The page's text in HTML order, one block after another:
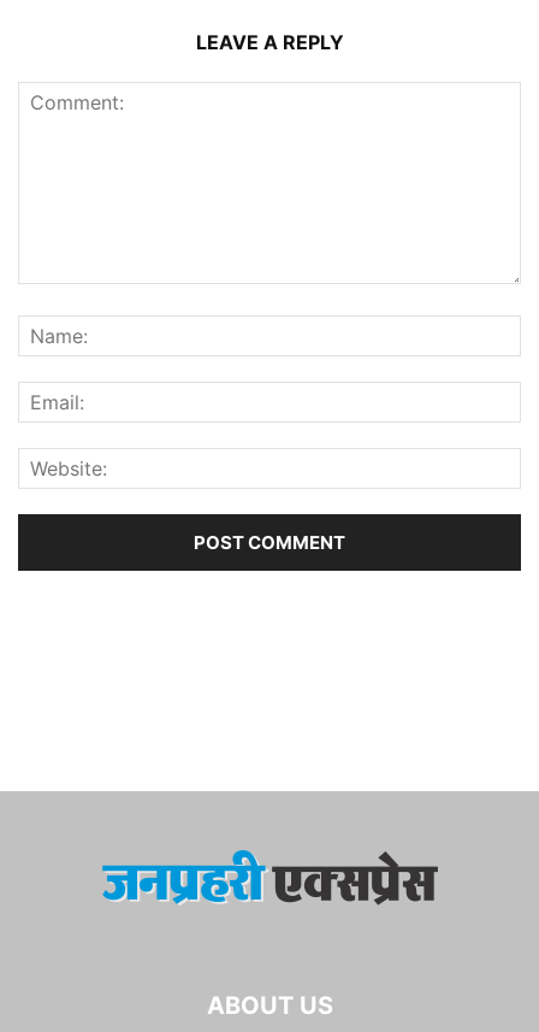
LEAVE A REPLY
ABOUT US